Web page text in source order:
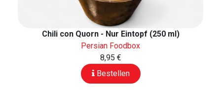
Chili con Quorn - Nur Eintopf (250 ml)
Persian Foodbox
8,95 €
Bestellen